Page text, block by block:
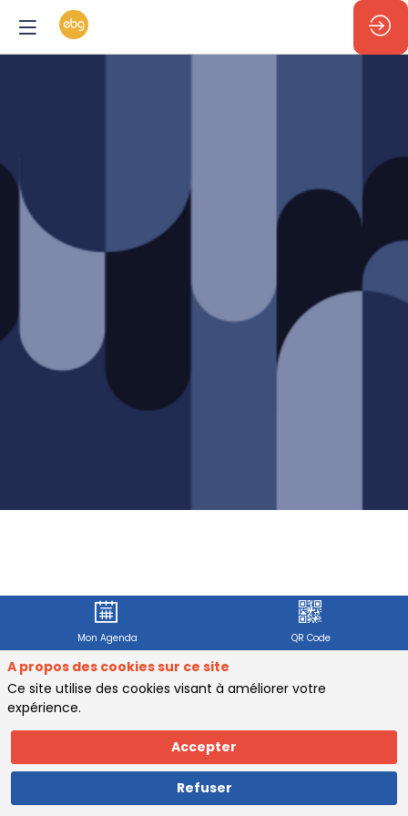
10 février 2026
Industrie & E-
Répondre au questionnaire
Aucun formulaire n'a été trouvé.
Mon Agenda QR Code
A propos des cookies sur ce site
Ce site utilise des cookies visant à améliorer votre
expérience.
Accepter
Refuser